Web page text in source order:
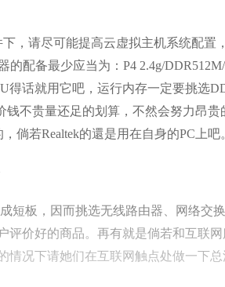
，请尽可能提高云虚拟主机系统配置
的配备最少应当为：P4 2.4g/
得话就用它吧，运行内存一定要挑选
钱不贵量还足的划算，不然会努力昂
倘若Realtek的還是用在自身的PC上吧
板，因而挑选无线路由器、网络交
评价好的商品。再有就是倘若和互联
情况下请她们在互联网触点处做一下